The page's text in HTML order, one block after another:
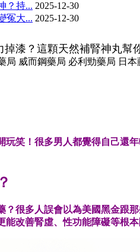
？持... 2025-12-30
冤大... 2025-12-30
漆？這顆天然補腎神丸幫
局 威而鋼藥局 必利勁藥局 日本
玩笑！很多男人都覺得自己還
？很多人誤會以為美國黑金跟
改善腎虛、性功能障礙等根本